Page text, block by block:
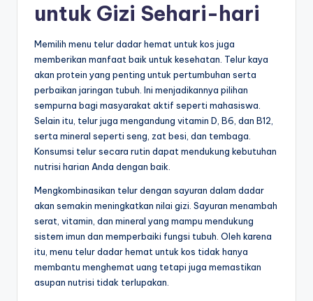
untuk Gizi Sehari-hari
Memilih menu telur dadar hemat untuk kos juga
memberikan manfaat baik untuk kesehatan. Telur kaya
akan protein yang penting untuk pertumbuhan serta
perbaikan jaringan tubuh. Ini menjadikannya pilihan
sempurna bagi masyarakat aktif seperti mahasiswa.
Selain itu, telur juga mengandung vitamin D, B6, dan B12,
serta mineral seperti seng, zat besi, dan tembaga.
Konsumsi telur secara rutin dapat mendukung kebutuhan
nutrisi harian Anda dengan baik.
Mengkombinasikan telur dengan sayuran dalam dadar
akan semakin meningkatkan nilai gizi. Sayuran menambah
serat, vitamin, dan mineral yang mampu mendukung
sistem imun dan memperbaiki fungsi tubuh. Oleh karena
itu, menu telur dadar hemat untuk kos tidak hanya
membantu menghemat uang tetapi juga memastikan
asupan nutrisi tidak terlupakan.